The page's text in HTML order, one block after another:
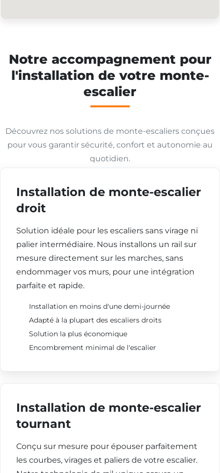
Notre accompagnement pour
l'installation de votre monte-
escalier
Découvrez nos solutions de monte-escaliers conçues
pour vous garantir sécurité, confort et autonomie au
quotidien.
Installation de monte-escalier
droit
Solution idéale pour les escaliers sans virage ni
palier intermédiaire. Nous installons un rail sur
mesure directement sur les marches, sans
endommager vos murs, pour une intégration
parfaite et rapide.
Installation en moins d'une demi-journée
Adapté à la plupart des escaliers droits
Solution la plus économique
Encombrement minimal de l'escalier
Installation de monte-escalier
tournant
Conçu sur mesure pour épouser parfaitement
les courbes, virages et paliers de votre escalier.